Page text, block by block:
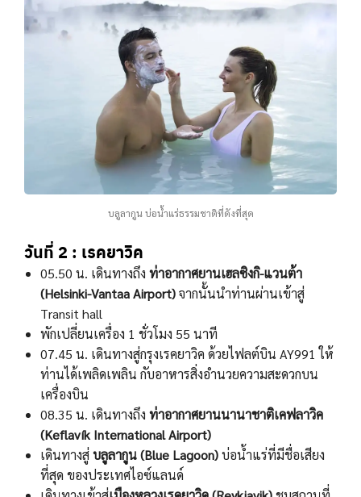
บลูลากูน บ่อน้ำแร่ธรรมชาติที่ดังที่สุด
วันที่ 2 : เรคยาวิค
05.50 น. เดินทางถึง ท่าอากาศยานเฮลซิงกิ-แวนต้า
(Helsinki-Vantaa Airport)จากนั้นนําท่านผ่านเข้าสู่
Transit hall
พักเปลี่ยนเครื่อง 1 ชั่วโมง 55 นาที
07.45 น. เดินทางสู่กรุงเรคยาวิค ด้วยไฟลต์บิน AY991 ให้
ท่านได้เพลิดเพลิน กับอาหารสิ่งอํานวยความสะดวกบน
เครื่องบิน
08.35 น. เดินทางถึง ท่าอากาศยานนานาชาติเคฟลาวิค
(Keflavík International Airport)
เดินทางสู่บลูลากูน (Blue Lagoon)บ่อนํ้าแร่ที่มีชื่อเสียง
ที่สุด ของประเทศไอซ์แลนด์